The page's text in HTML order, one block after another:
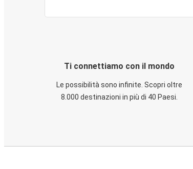
Ti connettiamo con il mondo
Le possibilità sono infinite. Scopri oltre
8.000 destinazioni in più di 40 Paesi.